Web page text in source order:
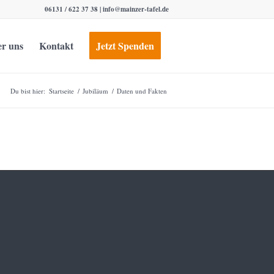
06131 / 622 37 38 |info@mainzer-tafel.de
uns Kontakt Jetzt Spenden
Du bist hier: Startseite / Jubiläum / Daten und Fakten